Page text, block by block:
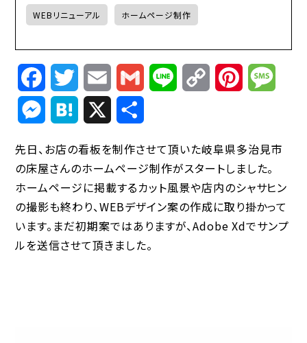
WEBリニューアル ホームページ制作
FacebookTwitterEmail Gmail Line
Copy
Link
Pinterest
Messenger
Hatena
先日、お店の看板を制作させて頂いた岐阜県多治見市
の床屋さんのホームページ制作がスタートしました。
ホームページに掲載するカット風景や店内のシャサヒン
の撮影も終わり、WEBデザイン案の作成に取り掛かって
います。まだ初期案ではありますが、Adobe Xdでサンプ
ルを送信させて頂きました。